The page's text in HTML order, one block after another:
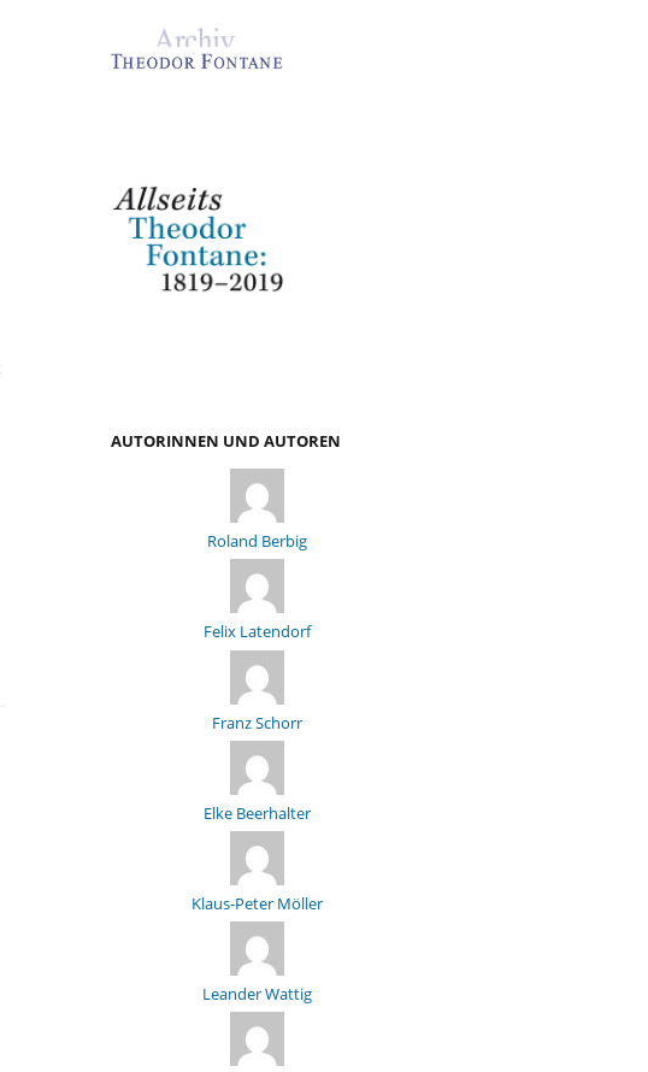
AUTORINNEN UND AUTOREN
Roland Berbig
Felix Latendorf
Franz Schorr
Elke Beerhalter
Klaus-Peter Möller
Leander Wattig